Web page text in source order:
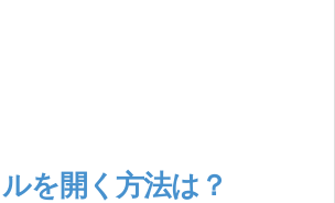
を開く方法は？